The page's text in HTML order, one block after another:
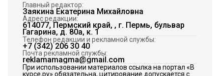
Главный редактор:
Заякина Екатерина Михайловна
Адрес редакции:
614077, Пермский край, , г. Пермь, бульвар
Гагарина, д. 80а, к. 1
Телефон редакции и рекламной службы:
+7 (342) 206 30 40
Почта рекламной службы:
reklamamagma@gmail.com
При использовании материалов ссылка на портал «В
курсе.ру» обязательна, цитирование допускается с